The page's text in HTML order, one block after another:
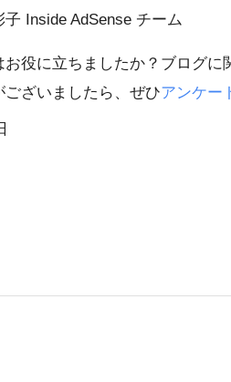
Inside AdSense チーム
お役に立ちましたか？ブログ
ざいましたら、ぜひアンケー